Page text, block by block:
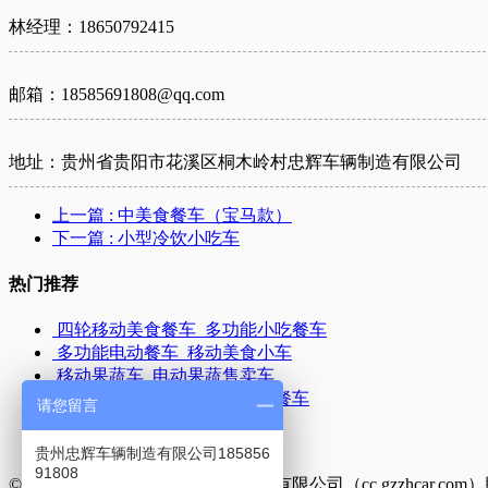
林经理：18650792415
邮箱：18585691808@qq.com
地址：贵州省贵阳市花溪区桐木岭村忠辉车辆制造有限公司
上一篇 : 中美食餐车（宝马款）
下一篇 : 小型冷饮小吃车
热门推荐
四轮移动美食餐车_多功能小吃餐车
多功能电动餐车_移动美食小车
移动果蔬车_电动果蔬售卖车
移动美食快餐车_多功能小吃餐车
四轮移动餐车
请您留言
贵州忠辉车辆制造有限公司185856
91808